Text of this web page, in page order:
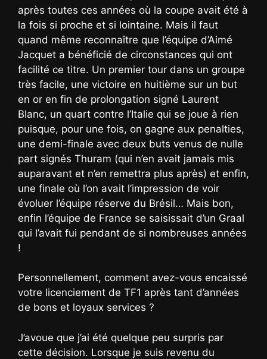
après toutes ces années où la coupe avait été à
la fois si proche et si lointaine. Mais il faut
quand même reconnaître que l’équipe d’Aimé
Jacquet a bénéficié de circonstances qui ont
facilité ce titre. Un premier tour dans un groupe
très facile, une victoire en huitième sur un but
en or en fin de prolongation signé Laurent
Blanc, un quart contre l’Italie qui se joue à rien
puisque, pour une fois, on gagne aux penalties,
une demi-finale avec deux buts venus de nulle
part signés Thuram (qui n’en avait jamais mis
auparavant et n’en remettra plus après) et enfin,
une finale où l’on avait l’impression de voir
évoluer l’équipe réserve du Brésil… Mais bon,
enfin l’équipe de France se saisissait d’un Graal
qui l’avait fui pendant de si nombreuses années
!
Personnellement, comment avez-vous encaissé
votre licenciement de TF1 après tant d’années
de bons et loyaux services ?
J’avoue que j’ai été quelque peu surpris par
cette décision. Lorsque je suis revenu du